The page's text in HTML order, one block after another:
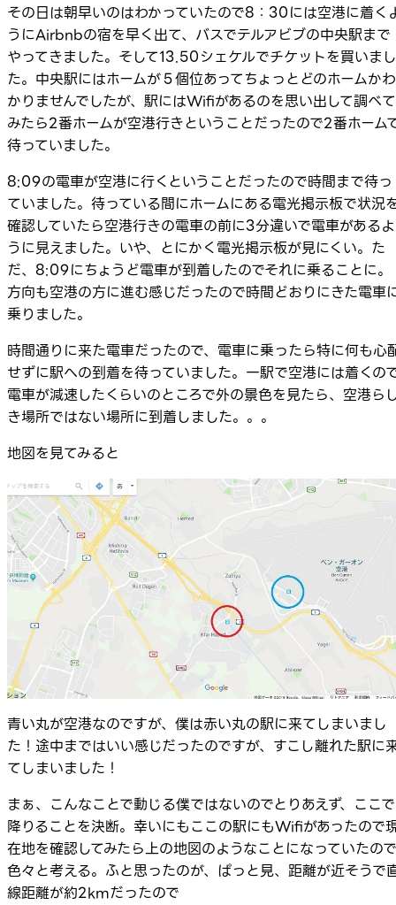
その日は朝早いのはわかっていたので8：30には空港に着く
うにAirbnbの宿を早く出て、バスでテルアビブの中央駅まで
やってきました。そして13.50シェケルでチケットを買いまし
た。中央駅にはホームが５個位あってちょっとどのホームかわ
かりませんでしたが、駅にはWifiがあるのを思い出して調べて
みたら2番ホームが空港行きということだったので2番ホーム
待っていました。
8:09の電車が空港に行くということだったので時間まで待っ
ていました。待っている間にホームにある電光掲示板で状況
確認していたら空港行きの電車の前に3分違いで電車があるよ
うに見えました。いや、とにかく電光掲示板が見にくい。た
だ、8:09にちょうど電車が到着したのでそれに乗ることに。
方向も空港の方に進む感じだったので時間どおりにきた電車
乗りました。
時間通りに来た電車だったので、電車に乗ったら特に何も心
せずに駅への到着を待っていました。一駅で空港には着くの
電車が減速したくらいのところで外の景色を見たら、空港ら
き場所ではない場所に到着しました。。。
地図を見てみると
青い丸が空港なのですが、僕は赤い丸の駅に来てしまいまし
た！途中まではいい感じだったのですが、すこし離れた駅に
てしまいました！
まぁ、こんなことで動じる僕ではないのでとりあえず、ここで
降りることを決断。幸いにもここの駅にもWifiがあったので
在地を確認してみたら上の地図のようなことになっていたので
色々と考える。ふと思ったのが、ぱっと見、距離が近そうで
線距離が約2kmだったので